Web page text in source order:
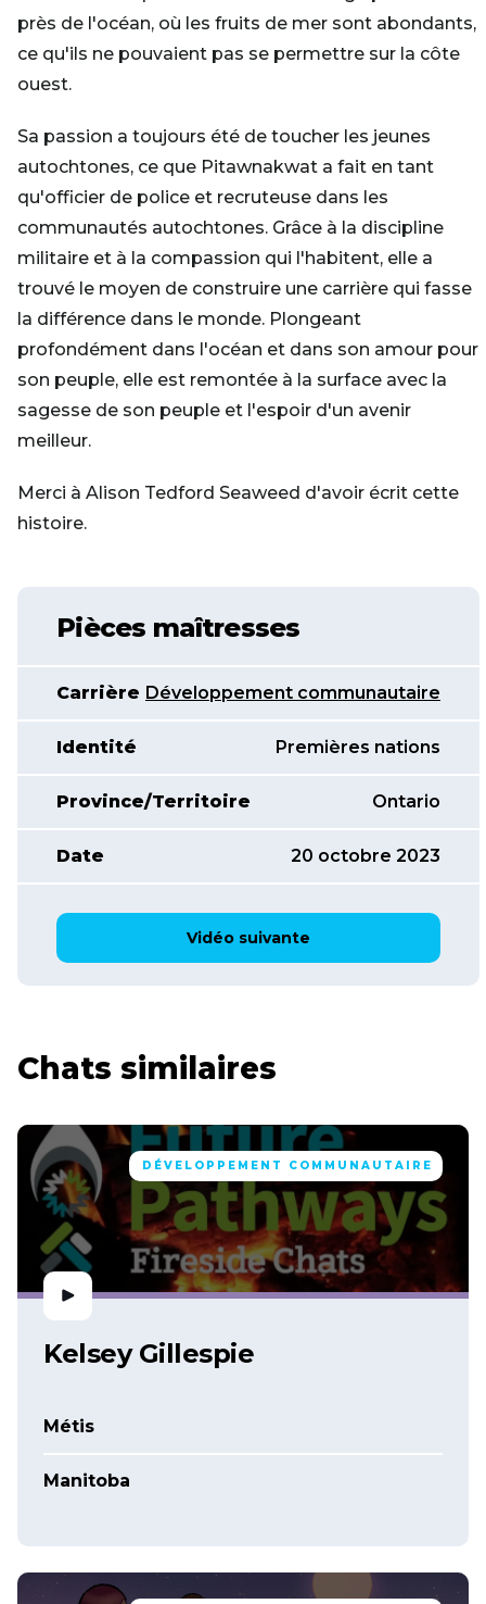
près de l'océan, où les fruits de mer sont abondants,
ce qu'ils ne pouvaient pas se permettre sur la côte
ouest.
Sa passion a toujours été de toucher les jeunes
autochtones, ce que Pitawnakwat a fait en tant
qu'officier de police et recruteuse dans les
communautés autochtones. Grâce à la discipline
militaire et à la compassion qui l'habitent, elle a
trouvé le moyen de construire une carrière qui fasse
la différence dans le monde. Plongeant
profondément dans l'océan et dans son amour pour
son peuple, elle est remontée à la surface avec la
sagesse de son peuple et l'espoir d'un avenir
meilleur.
Merci à Alison Tedford Seaweed d'avoir écrit cette
histoire.
Pièces maîtresses
Carrière Développement communautaire
Identité Premières nations
Province/Territoire Ontario
Date 20 octobre 2023
Vidéo suivante
Chats similaires
DÉVELOPPEMENT COMMUNAUTAIRE
Kelsey Gillespie
Métis
Manitoba